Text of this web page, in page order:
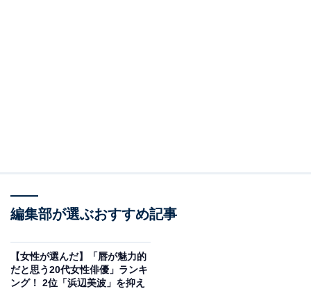
「どの角度から見ても綺麗」（30代女性／宮城県）
編集部が選ぶおすすめ記事
【女性が選んだ】「唇が魅力的
だと思う20代女性俳優」ランキ
ング！ 2位「浜辺美波」を抑え